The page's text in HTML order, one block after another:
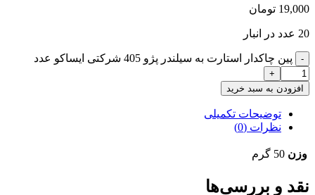
توضیحات تکمیلی
نظرات (0)
وزن 50 گرم
نقد و بررسی‌ها
هنوز بررسی‌ای ثبت نشده است.
اولین کسی باشید که دیدگاهی می نویسد “پین چاکدار استارت به
سیلندر پژو 405 شرکتی ایساکو”
برای فرستادن دیدگاه، باید